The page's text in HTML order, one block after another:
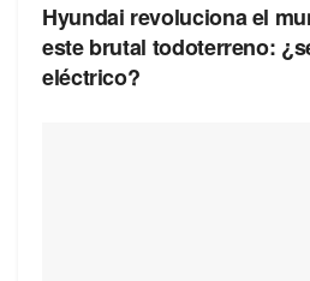
Hyundai revoluciona el
este brutal todoterreno:
eléctrico?